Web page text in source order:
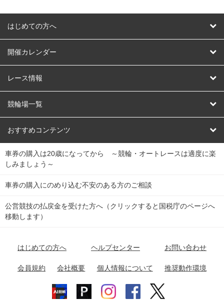
はじめての方へ
はじめての方へ
開催カレンダー
競輪
オートレース
競輪くじ
Dokanto!
チャリロトプラザ
レース情報
レース予想
レース結果
キャリーオーバー一覧
競輪場一覧
北日本 函館競輪場
関
東
弥彦競輪場 前橋競輪場 取手競輪場 宇都宮競輪場
関
東
小田原競輪場
名古屋競輪場 岐阜競輪場 大垣競輪場 豊橋競輪場
富山競輪場 松阪競輪場 四日市競輪場
福井競輪場 奈良競輪場 向日町競輪場
おすすめコンテンツ
競輪選手情報
Perfecta Navi
netkeirin
車券の購入は20歳になってから ～競輪・オートレースは適度に楽
しみましょう～
車券の購入にのめり込む不安のある方のご相談
公営競技の払戻金を受けた方へ（クリックすると国税庁のページへ
移動します）
はじめての方へ ヘルプセンター お問い合わせ
会員規約 会社概要 個人情報について 推奨動作環境